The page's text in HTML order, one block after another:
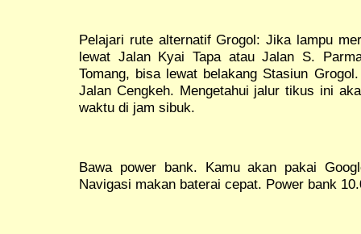
Pelajari rute alternatif Grogol: Jika lampu
lewat Jalan Kyai Tapa atau Jalan S.
Tomang, bisa lewat belakang Stasiun
Jalan Cengkeh. Mengetahui jalur tikus ini
waktu di jam sibuk.
Bawa power bank. Kamu akan pakai
Navigasi makan baterai cepat. Power bank